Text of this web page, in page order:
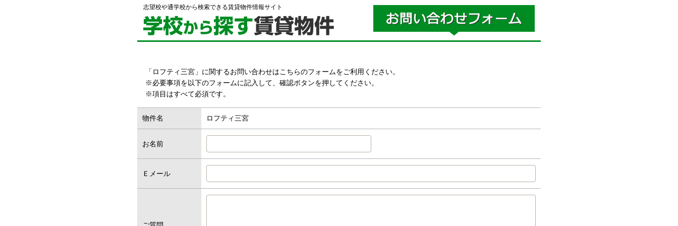
志望校や通学校から検索できる賃貸物件情報サイト
「ロフティ三宮」に関するお問い合わせはこちらのフォームをご利用ください。
※必要事項を以下のフォームに記入して、確認ボタンを押してください。
※項目はすべて必須です。
物件名 ロフティ三宮
お名前
Ｅメール